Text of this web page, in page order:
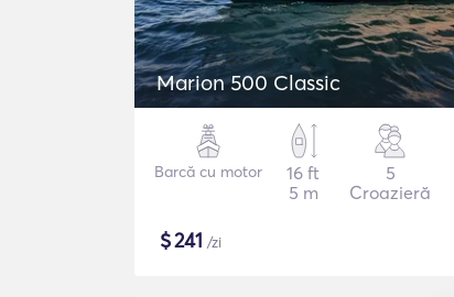
Marion 500 Classic
Barcă cu motor
16 ft
5 m
5
Croazieră
$241 /zi